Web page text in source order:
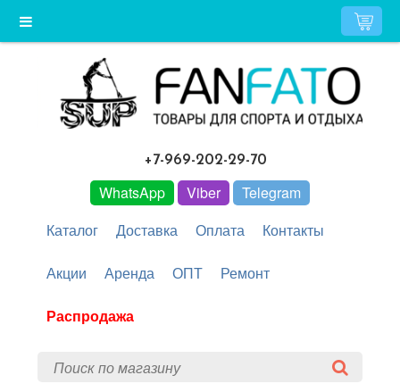
+7-969-202-29-70
WhatsApp Viber
Telegram
Каталог
Доставка Оплата Контакты
Акции Аренда ОПТ Ремонт
Распродажа